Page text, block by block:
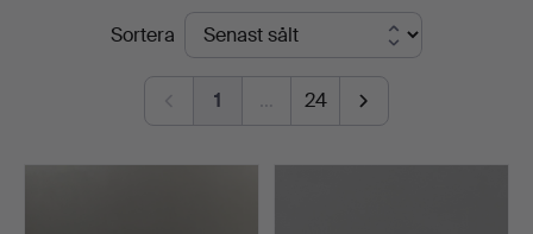
SlutpriserSortera
1 … 24